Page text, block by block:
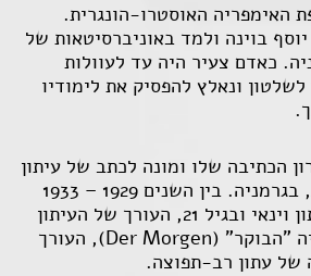
האימפריה האוסטרו-הונגרית.
בוינה ולמד באוניברסיטאות של
כאדם צעיר היה עד לעוולות
ונאלץ להפסיק את לימודיו
כשרון הכתיבה שלו ומונה לכתב של עיתון
וינאי בשפה ההונגרית, בגרמניה. בין השנים 1929 – 1933
כבר היה עורך של עיתון וינאי ובגיל 21, העורך של העיתון
"הבוקר" (Der Morgen), העורך
של עתון רב-תפוצה.